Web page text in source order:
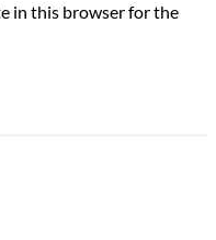
in this browser for the